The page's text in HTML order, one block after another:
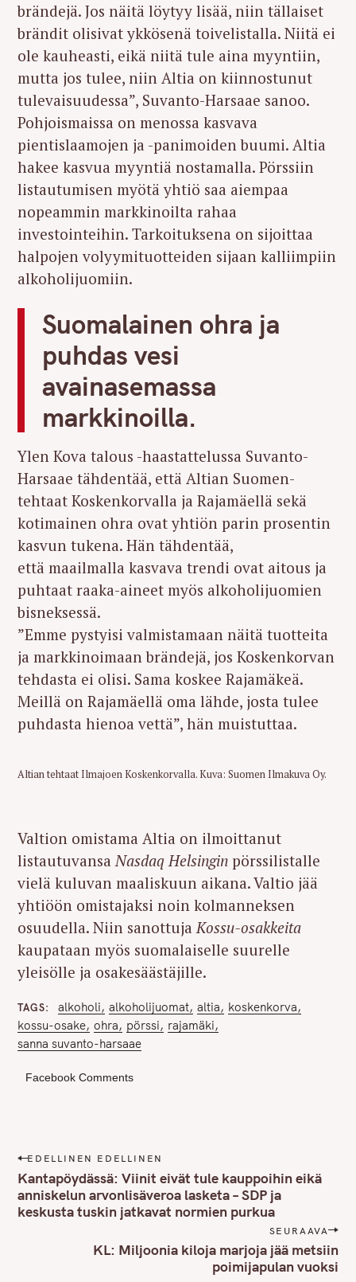
brändejä. Jos näitä löytyy lisää, niin tällaiset
brändit olisivat ykkösenä toivelistalla. Niitä ei
ole kauheasti, eikä niitä tule aina myyntiin,
mutta jos tulee, niin Altia on kiinnostunut
tulevaisuudessa”, Suvanto-Harsaae sanoo.
Pohjoismaissa on menossa kasvava
pientislaamojen ja -panimoiden buumi. Altia
hakee kasvua myyntiä nostamalla. Pörssiin
listautumisen myötä yhtiö saa aiempaa
nopeammin markkinoilta rahaa
investointeihin. Tarkoituksena on sijoittaa
halpojen volyymituotteiden sijaan kalliimpiin
alkoholijuomiin.
Suomalainen ohra ja
puhdas vesi
avainasemassa
markkinoilla.
Ylen Kova talous -haastattelussa Suvanto-
Harsaae tähdentää, että Altian Suomen-
tehtaat Koskenkorvalla ja Rajamäellä sekä
kotimainen ohra ovat yhtiön parin prosentin
kasvun tukena. Hän tähdentää,
että maailmalla kasvava trendi ovat aitous ja
puhtaat raaka-aineet myös alkoholijuomien
bisneksessä.
”Emme pystyisi valmistamaan näitä tuotteita
ja markkinoimaan brändejä, jos Koskenkorvan
tehdasta ei olisi. Sama koskee Rajamäkeä.
Meillä on Rajamäellä oma lähde, josta tulee
puhdasta hienoa vettä”, hän muistuttaa.
Altian tehtaat Ilmajoen Koskenkorvalla. Kuva: Suomen Ilmakuva Oy.
Valtion omistama Altia on ilmoittanut
listautuvansa Nasdaq Helsingin pörssilistalle
vielä kuluvan maaliskuun aikana. Valtio jää
yhtiöön omistajaksi noin kolmanneksen
osuudella. Niin sanottuja Kossu-osakkeita
kaupataan myös suomalaiselle suurelle
yleisölle ja osakesäästäjille.
TAGS alkoholi alkoholijuomat altia
koskenkorva
kossu-osake ohra pörssi
rajamäki
sanna suvanto-harsaae
Facebook Comments
P
o
s
t
EDELLINEN EDELLINEN
Kantapöydässä: Viinit eivät tule kauppoihin eikä
anniskelun arvonlisäveroa lasketa – SDP ja
keskusta tuskin jatkavat normien purkua
SEURAAVA
KL: Miljoonia kiloja marjoja jää metsiin
poimijapulan vuoksi